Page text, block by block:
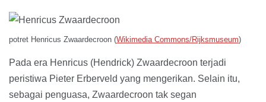
potret Henricus Zwaardecroon (Wikimedia Commons/Rijksmuseum)
Pada era Henricus (Hendrick) Zwaardecroon terjadi
peristiwa Pieter Erberveld yang mengerikan. Selain itu,
sebagai penguasa, Zwaardecroon tak segan